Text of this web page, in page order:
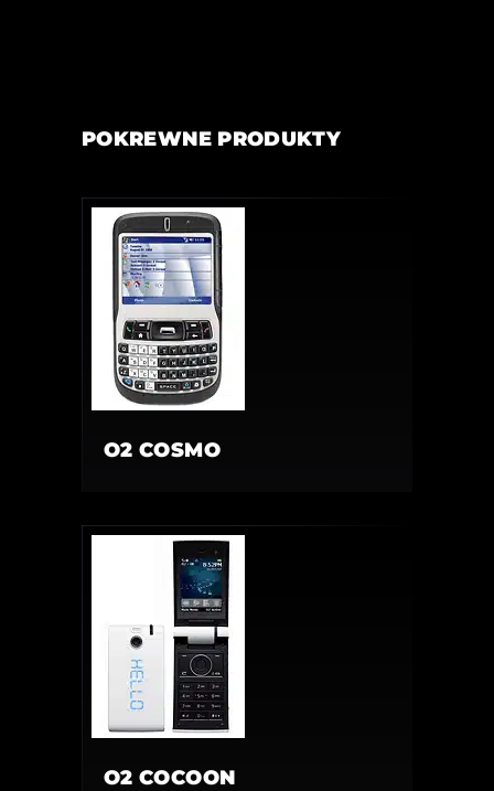
POKREWNE PRODUKTY
O2 COSMO
O2 COCOON